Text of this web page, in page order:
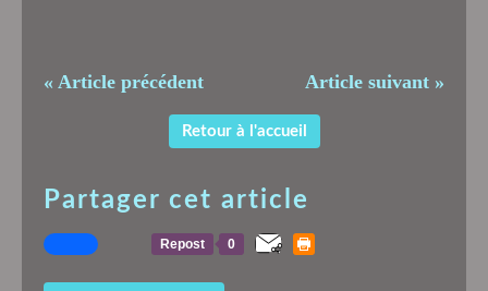
« Article précédent Article suivant »
Retour à l'accueil
Partager cet article
Repost 0